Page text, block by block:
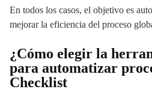
En todos los casos, el objetivo es
mejorar la eficiencia del proceso
¿Cómo elegir la
para automatizar
Checklist